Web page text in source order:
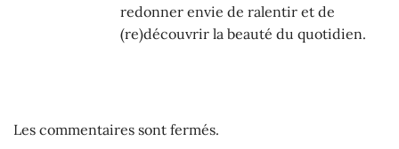
redonner envie de ralentir et de
(re)découvrir la beauté du quotidien.
Les commentaires sont fermés.